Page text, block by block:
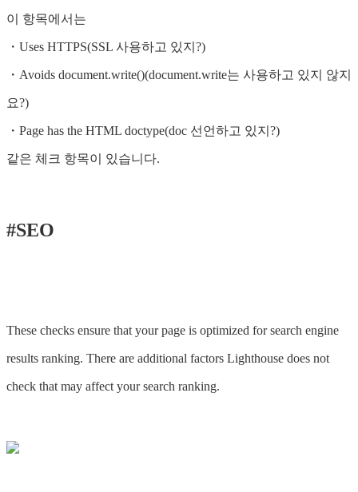
이 항목에서는
・Uses HTTPS(SSL 사용하고 있지?)
・Avoids document.write()(document.write는 사용하고 있지 않지
요?)
・Page has the HTML doctype(doc 선언하고 있지?)
같은 체크 항목이 있습니다.
#SEO
These checks ensure that your page is optimized for search engine
results ranking. There are additional factors Lighthouse does not
check that may affect your search ranking.